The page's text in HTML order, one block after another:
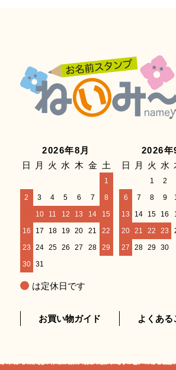
2026年8月
日
月 火 水 木 金 土
1
2
3 4 5 6 7
8
10 11 12 13 14
15
16
17 18 19 20 21
22
23
24 25 26 27 28
29
30
31
2026年
日
月 火 水
1 2
6
7 8 9
13
14 15 16
20 21 22 23
27
28 29 30
は定休日です
お買い物ガイド よくある